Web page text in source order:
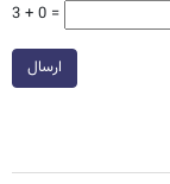
3 + 0 =
ارسال